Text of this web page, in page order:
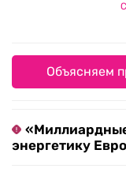
Объясняем
энергетику